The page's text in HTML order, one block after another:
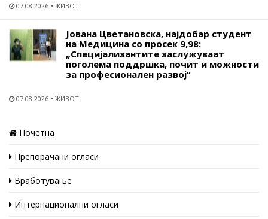
07.08.2026 ЖИВОТ
Јована Цветановска, најдобар студент
на Медицина со просек 9,98:
„Специјализантите заслужуваат
поголема поддршка, почит и можности
за професионален развој“
07.08.2026 ЖИВОТ
Почетна
Препорачани огласи
Вработување
Интернационални огласи